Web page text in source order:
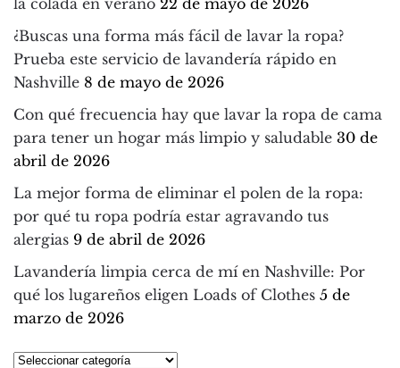
la colada en verano 22 de mayo de 2026
¿Buscas una forma más fácil de lavar la ropa?
Prueba este servicio de lavandería rápido en
Nashville 8 de mayo de 2026
Con qué frecuencia hay que lavar la ropa de cama
para tener un hogar más limpio y saludable 30 de
abril de 2026
La mejor forma de eliminar el polen de la ropa:
por qué tu ropa podría estar agravando tus
alergias 9 de abril de 2026
Lavandería limpia cerca de mí en Nashville: Por
qué los lugareños eligen Loads of Clothes 5 de
marzo de 2026
Seleccionar